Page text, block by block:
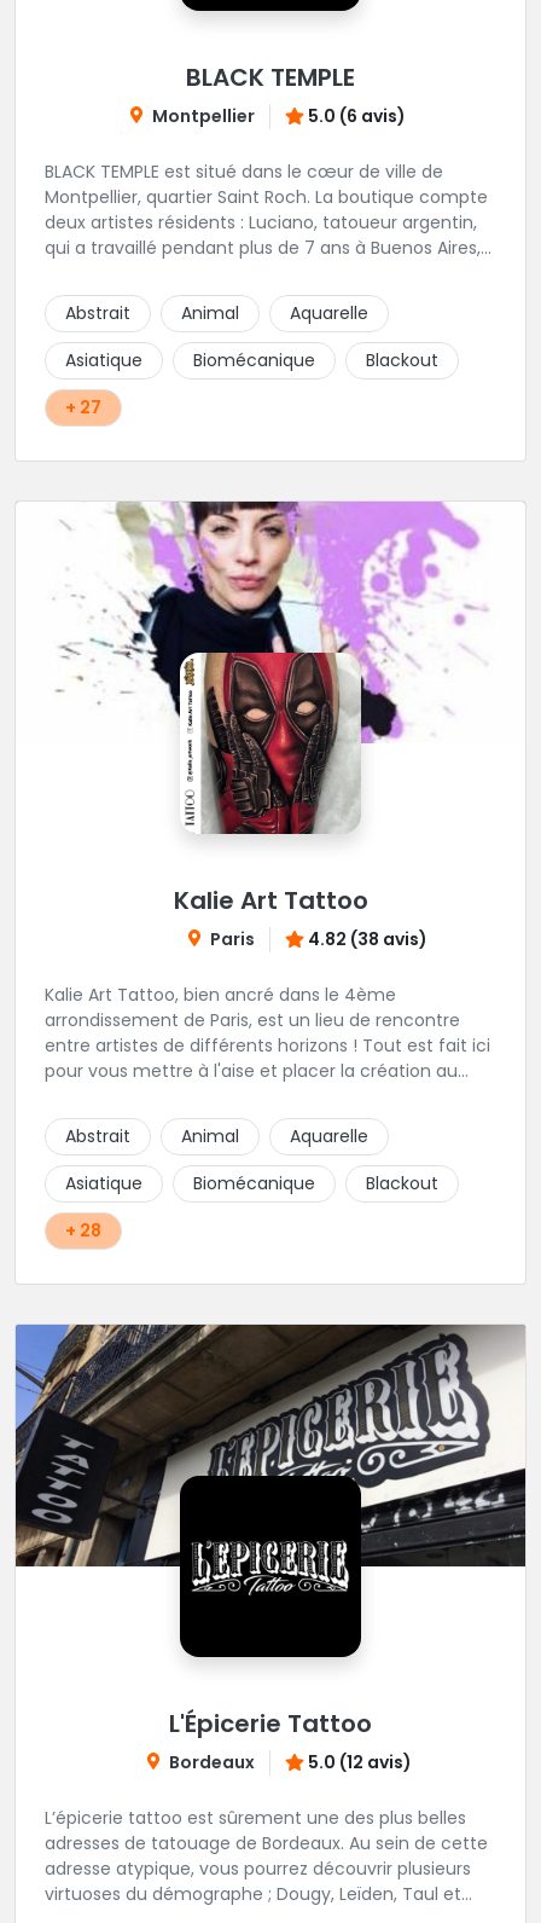
BLACK TEMPLE
Montpellier 5.0 (6 avis)
BLACK TEMPLE est situé dans le cœur de ville de
Montpellier, quartier Saint Roch. La boutique compte
deux artistes résidents : Luciano, tatoueur argentin,
qui a travaillé pendant plus de 7 ans à Buenos Aires,
qui a travaillé dans plusieurs boutiques de la ville
avant de rejoindre notre équipe. La boutique
accueille plusieurs artistes tatoueurs en tant que
guests tout au long de l'année afin de proposer
d'autres styles.
Abstrait Animal
Aquarelle
Asiatique
Biomécanique
Blackout
+ 27
Kalie Art Tattoo
Paris 4.82 (38 avis)
Kalie Art Tattoo, bien ancré dans le 4ème
arrondissement de Paris, est un lieu de rencontre
entre artistes de différents horizons ! Tout est fait ici
pour vous mettre à l'aise et placer la création au
Abstrait
Animal
Aquarelle
Asiatique
Biomécanique
Blackout
+ 28
L'Épicerie Tattoo
Bordeaux 5.0 (12 avis)
L’épicerie tattoo est sûrement une des plus belles
adresses de tatouage de Bordeaux. Au sein de cette
adresse atypique, vous pourrez découvrir plusieurs
virtuoses du démographe ; Dougy, Leïden, Taul et